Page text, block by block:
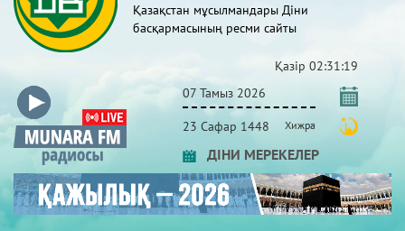
Қазақстан мұсылмандары Діни
басқармасының ресми сайты
Қазір 02:31:19
07 Тамыз 2026
23 Сафар 1448 Хижра
ДІНИ МЕРЕКЕЛЕР